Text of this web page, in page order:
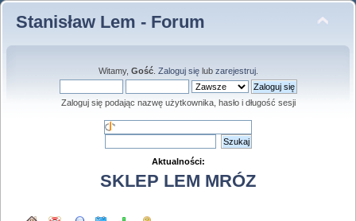
Stanisław Lem - Forum
Witamy, Gość. Zaloguj sięlub zarejestruj.
Zaloguj się podając nazwę użytkownika, hasło i długość sesji
Aktualności:
SKLEP LEM MRÓZ